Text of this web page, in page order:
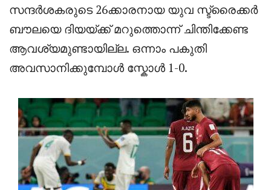
സന്ദർശകരുടെ 26ക്കാരനായ യുവ സ്ട്രൈക്കർ
ബൗലയെ ദിയയ്ക്ക് മറുത്തൊന്ന് ചിന്തിക്കേണ്ട
ആവശ്യമുണ്ടായില്ല. ഒന്നാം പകുതി
അവസാനിക്കുമ്പോൾ സ്കോൾ 1-0.